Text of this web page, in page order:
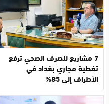
7 مشاريع للصرف الصحي ترفع
تغطية مجاري بغداد في
الأطراف إلى 85%